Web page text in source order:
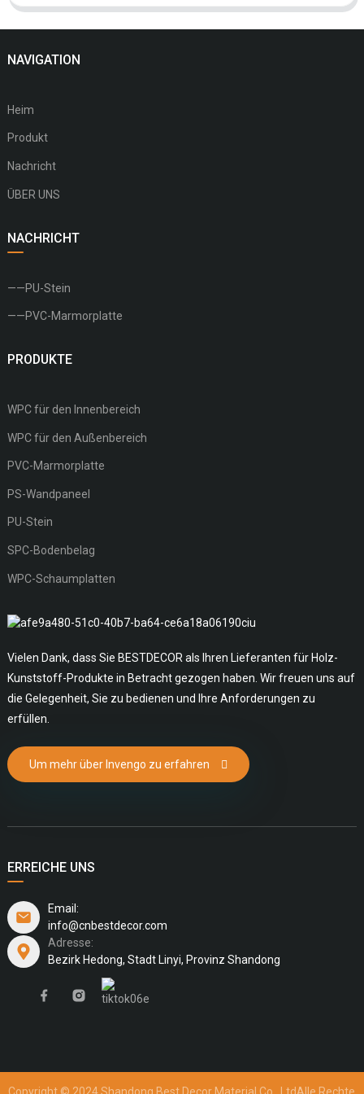
NAVIGATION
Heim
Produkt
Nachricht
ÜBER UNS
NACHRICHT
——PU-Stein
——PVC-Marmorplatte
PRODUKTE
WPC für den Innenbereich
WPC für den Außenbereich
PVC-Marmorplatte
PS-Wandpaneel
PU-Stein
SPC-Bodenbelag
WPC-Schaumplatten
Vielen Dank, dass Sie BESTDECOR als Ihren Lieferanten für Holz-
Kunststoff-Produkte in Betracht gezogen haben. Wir freuen uns auf
die Gelegenheit, Sie zu bedienen und Ihre Anforderungen zu
erfüllen.
Um mehr über Invengo zu erfahren
ERREICHE UNS
Email:
info@cnbestdecor.com
Adresse:
Bezirk Hedong, Stadt Linyi, Provinz Shandong